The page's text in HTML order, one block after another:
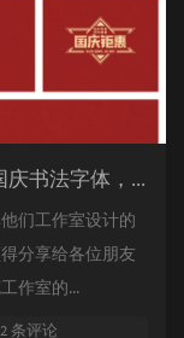
国庆节字体设计，国庆字体设计，国庆书法字体，国庆现代字体设计，免费下载PSD国庆字体源文件。
们工作室设计的
分享给各位朋友
作室的...
2 条评论